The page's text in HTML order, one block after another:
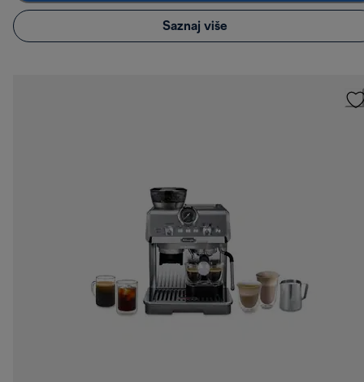
Saznaj više